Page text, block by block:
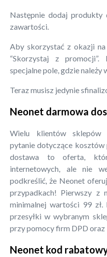
Następnie dodaj
zawartości.
Aby skorzystać z okazji
“Skorzystaj z
specjalne pole, gdzie
Teraz musisz jedynie
Neonet darmowa
Wielu klientów sklepów
pytanie dotyczące kosztów
dostawa to oferta,
internetowych, ale nie
podkreślić, że Neonet
przypadkach! Pierwszy z
minimalnej wartości 99
przesyłki w wybranym
przy pomocy firm DPD oraz
Neonet kod